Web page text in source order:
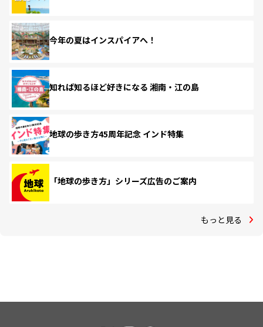
今年の夏はインスパイアへ！
知れば知るほど好きになる 湘南・江の島
地球の歩き方45周年記念 インド特集
「地球の歩き方」シリーズ広告のご案内
もっと見る